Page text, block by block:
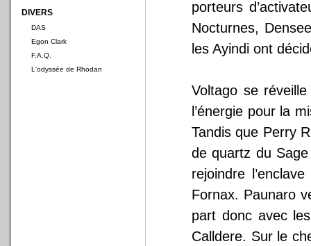
DIVERS
DAS
Egon Clark
F.A.Q.
L'odyssée de Rhodan
porteurs
Nocturnes,
les Ayindi ont
Voltago se
l’énergie pour la
Tandis que Perry
de quartz du
rejoindre
Fornax. Paunaro
part donc avec
Calldere. Sur le